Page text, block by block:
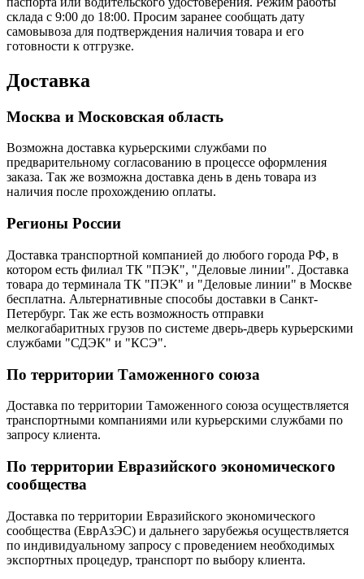
склада с 9:00 до 18:00. Просим заранее сообщать дату
самовывоза для подтверждения наличия товара и его
готовности к отгрузке.
Доставка
Москва и Московская область
Возможна доставка курьерскими службами по
предварительному согласованию в процессе оформления
заказа. Так же возможна доставка день в день товара из
наличия после прохождению оплаты.
Регионы России
Доставка транспортной компанией до любого города РФ, в
котором есть филиал ТК "ПЭК", "Деловые линии". Доставка
товара до терминала ТК "ПЭК" и "Деловые линии" в Москве
бесплатна. Альтернативные способы доставки в Санкт-
Петербург. Так же есть возможность отправки
мелкогабаритных грузов по системе дверь-дверь курьерскими
службами "СДЭК" и "КСЭ".
По территории Таможенного союза
Доставка по территории Таможенного союза осуществляется
транспортными компаниями или курьерскими службами по
запросу клиента.
По территории Евразийского экономического
сообщества
Доставка по территории Евразийского экономического
сообщества (ЕврАзЭС) и дальнего зарубежья осуществляется
по индивидуальному запросу с проведением необходимых
экспортных процедур, транспорт по выбору клиента.